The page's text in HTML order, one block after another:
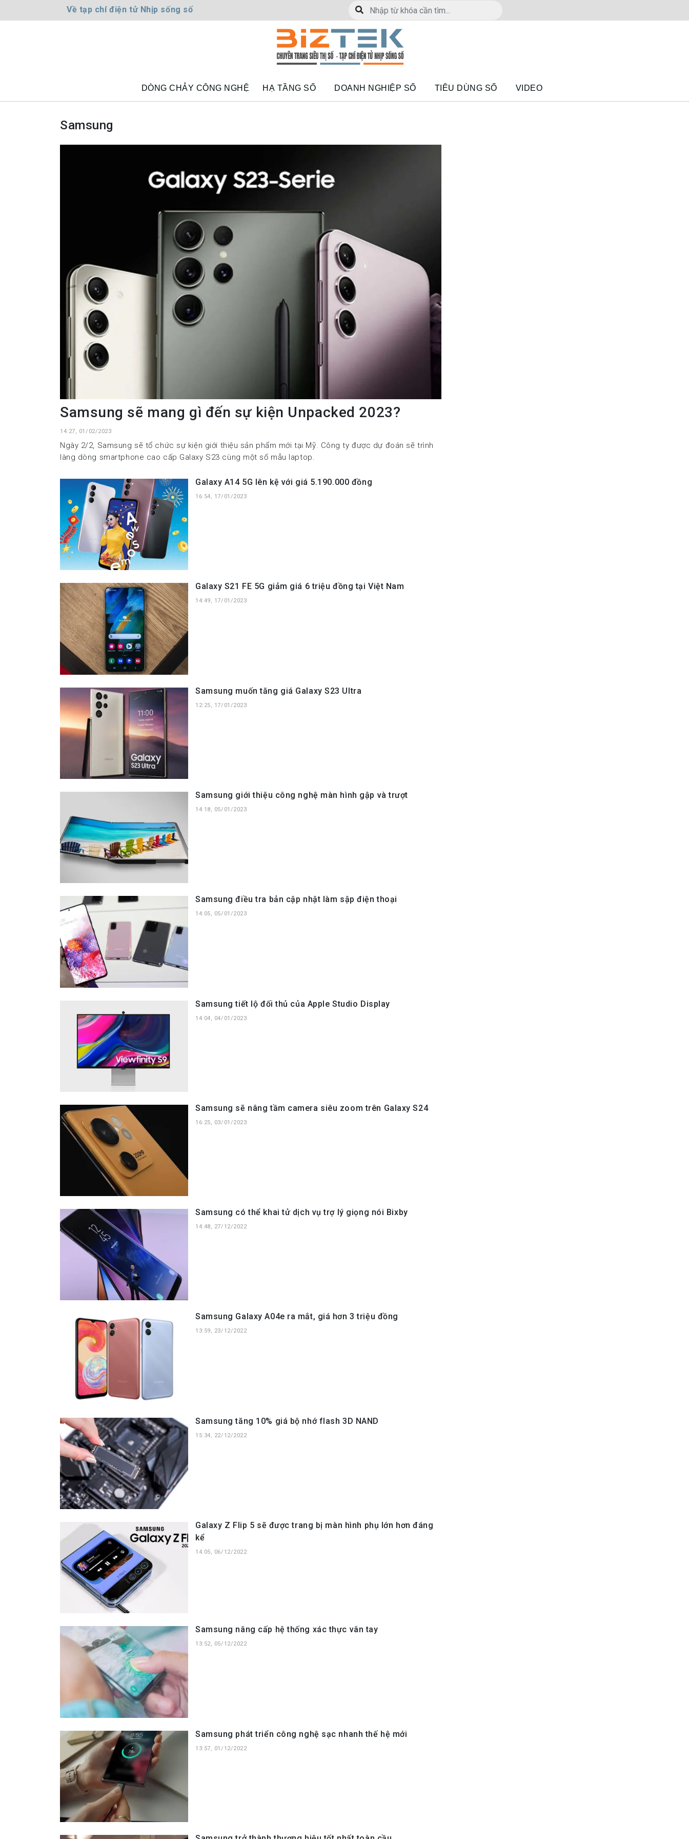
Về tạp chí điện tử Nhịp sống số
DÒNG CHẢY CÔNG NGHỆ HẠ TẦNG SỐ DOANH NGHIỆP SỐ TIÊU DÙNG SỐ VIDEO
Samsung
Samsung sẽ mang gì đến sự kiện Unpacked 2023?
14:27, 01/02/2023
Ngày 2/2, Samsung sẽ tổ chức sự kiện giới thiệu sản phẩm mới tại Mỹ. Công ty được dự đoán sẽ trình
làng dòng smartphone cao cấp Galaxy S23 cùng một số mẫu laptop.
Galaxy A14 5G lên kệ với giá 5.190.000 đồng
16:54, 17/01/2023
Galaxy S21 FE 5G giảm giá 6 triệu đồng tại Việt Nam
14:49, 17/01/2023
Samsung muốn tăng giá Galaxy S23 Ultra
12:25, 17/01/2023
Samsung giới thiệu công nghệ màn hình gập và trượt
14:18, 05/01/2023
Samsung điều tra bản cập nhật làm sập điện thoại
14:05, 05/01/2023
Samsung tiết lộ đối thủ của Apple Studio Display
14:04, 04/01/2023
Samsung sẽ nâng tầm camera siêu zoom trên Galaxy S24
16:25, 03/01/2023
Samsung có thể khai tử dịch vụ trợ lý giọng nói Bixby
14:48, 27/12/2022
Samsung Galaxy A04e ra mắt, giá hơn 3 triệu đồng
13:59, 23/12/2022
Samsung tăng 10% giá bộ nhớ flash 3D NAND
15:34, 22/12/2022
Galaxy Z Flip 5 sẽ được trang bị màn hình phụ lớn hơn đáng
kể
14:05, 06/12/2022
Samsung nâng cấp hệ thống xác thực vân tay
13:52, 05/12/2022
Samsung phát triển công nghệ sạc nhanh thế hệ mới
13:57, 01/12/2022